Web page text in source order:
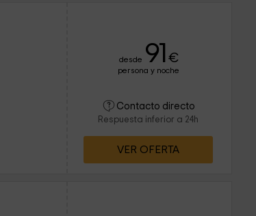
desde 91 €
persona y noche
Contacto directo
Respuesta inferior a 24h
VER OFERTA